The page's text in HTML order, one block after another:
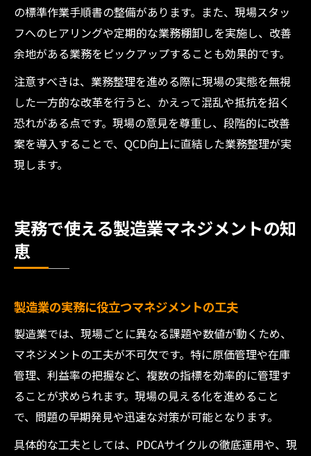
の標準作業手順書の整備があります。また、現場スタッ
フへのヒアリングや定期的な業務棚卸しを実施し、改善
余地がある業務をピックアップすることも効果的です。
注意すべきは、業務整理を進める際に現場の実態を無視
した一方的な改革を行うと、かえって混乱や抵抗を招く
恐れがある点です。現場の意見を尊重し、段階的に改善
案を導入することで、QCD向上に直結した業務整理が実
現します。
実務で使える製造業マネジメントの知
恵
製造業の実務に役立つマネジメントの工夫
製造業では、現場ごとに異なる課題や数値が動くため、
マネジメントの工夫が不可欠です。特に原価管理や在庫
管理、利益率の把握など、複数の指標を効率的に管理す
ることが求められます。現場の見える化を進めること
で、問題の早期発見や迅速な対策が可能となります。
具体的な工夫としては、PDCAサイクルの徹底運用や、現